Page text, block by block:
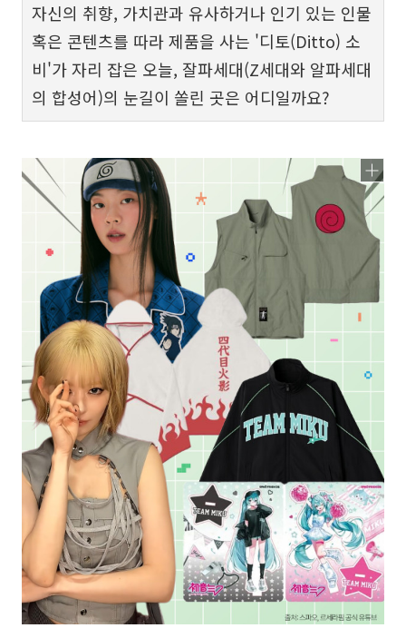
자신의 취향, 가치관과 유사하거나 인기 있는 인물
혹은 콘텐츠를 따라 제품을 사는 '디토(Ditto) 소
비'가 자리 잡은 오늘, 잘파세대(Z세대와 알파세대
의 합성어)의 눈길이 쏠린 곳은 어디일까요?